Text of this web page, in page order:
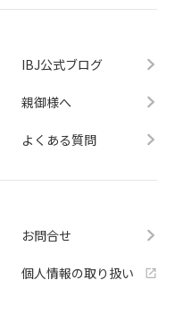
IBJ公式ブログ
親御様へ
よくある質問
お問合せ
個人情報の取り扱い